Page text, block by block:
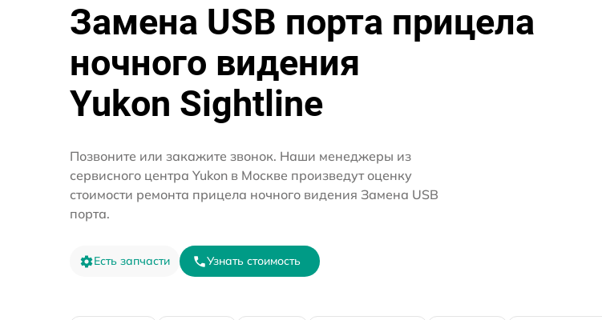
Замена USB порта прицела
ночного видения
Yukon Sightline
Позвоните или закажите звонок. Наши менеджеры из
сервисного центра Yukon в Москве произведут оценку
стоимости ремонта прицела ночного видения Замена USB
порта.
Есть запчасти Узнать стоимость